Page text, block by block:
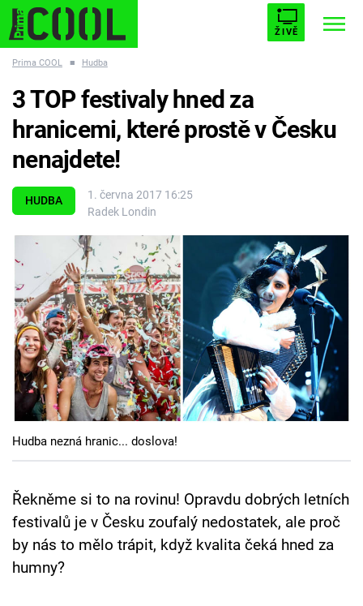
ŽIVĚ
ESCAPE PLNEJ KOTEL AVENGERS 5
Témata
Seriály
Hry
Cool Esport
Pořady
TV Program
Sledujte prima+
Přihlášení
Prima COOL ■ Hudba
HUDBA
1. června 2017 16:25
Radek Londin
3 TOP festivaly hned za
hranicemi, které prostě v Česku
nenajdete!
Hudba nezná hranic... doslova!
Řekněme si to na rovinu! Opravdu dobrých letních
festivalů je v Česku zoufalý nedostatek, ale proč
by nás to mělo trápit, když kvalita čeká hned za
humny?